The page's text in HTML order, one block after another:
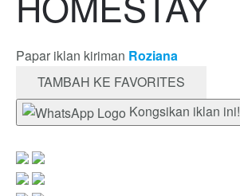
Papar iklan kiriman Roziana
TAMBAH KE FAVORITES
Kongsikan iklan ini!